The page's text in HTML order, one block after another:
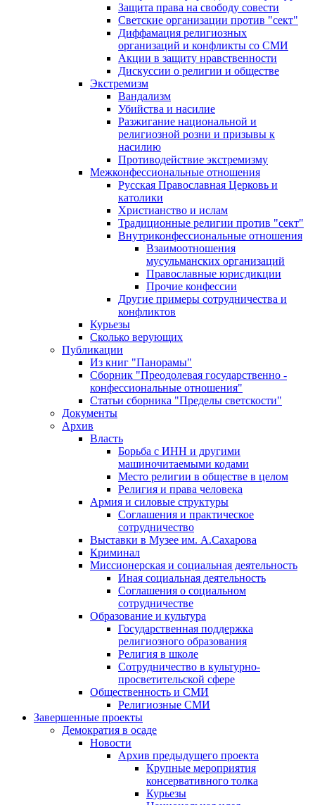
Защита права на свободу совести
Светские организации против "сект"
Диффамация религиозных
организаций и конфликты со СМИ
Акции в защиту нравственности
Дискуссии о религии и обществе
Экстремизм
Вандализм
Убийства и насилие
Разжигание национальной и
религиозной розни и призывы к
насилию
Противодействие экстремизму
Межконфессиональные отношения
Русская Православная Церковь и
католики
Христианство и ислам
Традиционные религии против "сект"
Внутриконфессиональные отношения
Взаимоотношения
мусульманских организаций
Православные юрисдикции
Прочие конфессии
Другие примеры сотрудничества и
конфликтов
Курьезы
Сколько верующих
Публикации
Из книг "Панорамы"
Сборник "Преодолевая государственно -
конфессиональные отношения"
Статьи сборника "Пределы светскости"
Документы
Архив
Власть
Борьба с ИНН и другими
машиночитаемыми кодами
Место религии в обществе в целом
Религия и права человека
Армия и силовые структуры
Соглашения и практическое
сотрудничество
Выставки в Музее им. А.Сахарова
Криминал
Миссионерская и социальная деятельность
Иная социальная деятельность
Соглашения о социальном
сотрудничестве
Образование и культура
Государственная поддержка
религиозного образования
Религия в школе
Сотрудничество в культурно-
просветительской сфере
Общественность и СМИ
Религиозные СМИ
Завершенные проекты
Демократия в осаде
Новости
Архив предыдущего проекта
Крупные мероприятия
консервативного толка
Курьезы